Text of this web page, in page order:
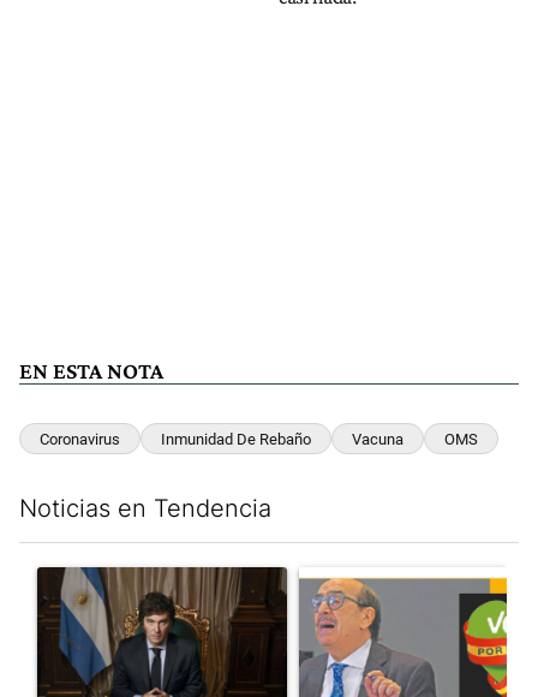
EN ESTA NOTA
Coronavirus Inmunidad De Rebaño Vacuna OMS
Noticias en Tendencia
Un artículo de tendencia con el título "Milei, listo para 'atajar'
Un artículo de tendencia con